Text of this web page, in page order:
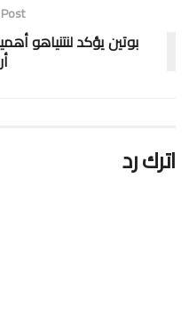
بوتين يؤكد لنتنياهو
اترك رد